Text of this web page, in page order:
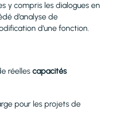
y compris les dialogues en
d’analyse de
d’une fonction.
réelles capacités
pour les projets de